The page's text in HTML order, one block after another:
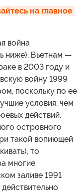
на главное
война
ниже). Вьетнам —
в 2003 году и
войну 1999
поскольку по ее
условия, чем
действий.
островного
такой вопиющей
то
многие
заливе 1991